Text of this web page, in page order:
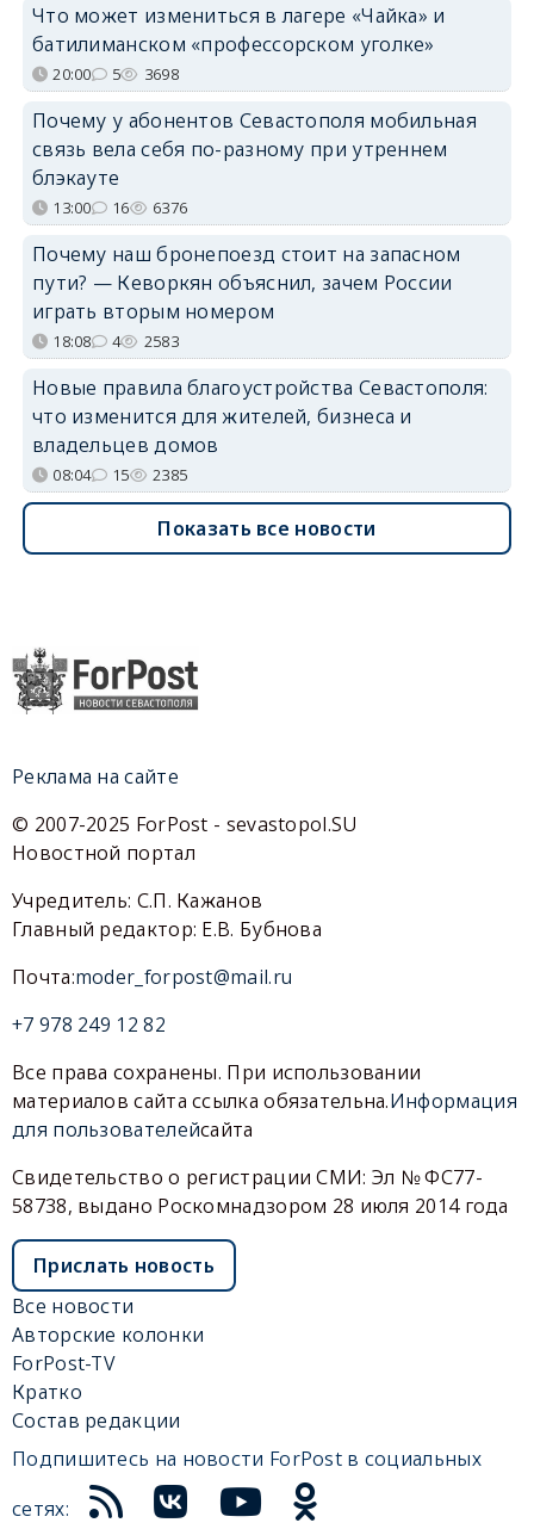
Что может измениться в лагере «Чайка» и
батилиманском «профессорском уголке»
20:00 5 3698
Почему у абонентов Севастополя мобильная
связь вела себя по-разному при утреннем
блэкауте
13:00 16 6376
Почему наш бронепоезд стоит на запасном
пути? — Кеворкян объяснил, зачем России
играть вторым номером
18:08 4 2583
Новые правила благоустройства Севастополя:
что изменится для жителей, бизнеса и
владельцев домов
08:04 15 2385
Показать все новости
Реклама на сайте
© 2007-2025 ForPost - sevastopol.SU
Новостной портал
Учредитель: С.П. Кажанов
Главный редактор: Е.В. Бубнова
Почта:moder_forpost@mail.ru
+7 978 249 12 82
Все права сохранены. При использовании
материалов сайта ссылка обязательна.Информация
для пользователейсайта
Свидетельство о регистрации СМИ: Эл № ФС77-
58738, выдано Роскомнадзором 28 июля 2014 года
Прислать новость
Все новости
Авторские колонки
ForPost-TV
Кратко
Состав редакции
Подпишитесь на новости ForPost в социальных
сетях: